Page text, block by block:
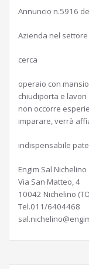
Annuncio n.5916
Azienda nel
cerca
operaio con
chiudiporta e lavori
non occorre
imparare, verrà
indispensabile
Engim Sal Nichelino
Via San Matteo, 4
10042 Nichelino
Tel.011/6404468